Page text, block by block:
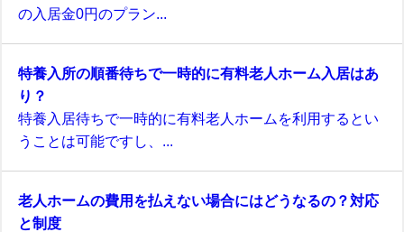
の入居金0円のプラン...
特養入所の順番待ちで一時的に有料老人ホーム入居はあ
り？
特養入居待ちで一時的に有料老人ホームを利用するとい
うことは可能ですし、...
老人ホームの費用を払えない場合にはどうなるの？対応
と制度